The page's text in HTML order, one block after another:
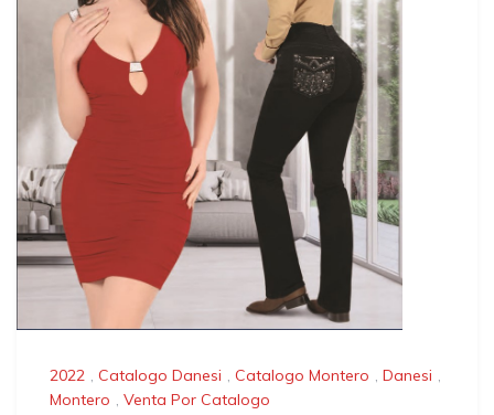
2022 , Catalogo Danesi , Catalogo Montero , Danesi ,
Montero , Venta Por Catalogo